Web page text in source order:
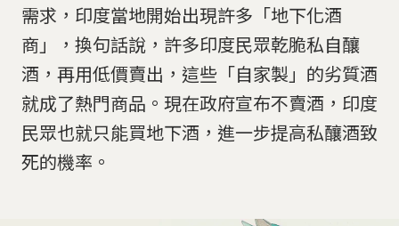
需求，印度當地開始出現許多「地下化酒
商」，換句話說，許多印度民眾乾脆私自釀
酒，再用低價賣出，這些「自家製」的劣質酒
就成了熱門商品。現在政府宣布不賣酒，印度
民眾也就只能買地下酒，進一步提高私釀酒致
死的機率。